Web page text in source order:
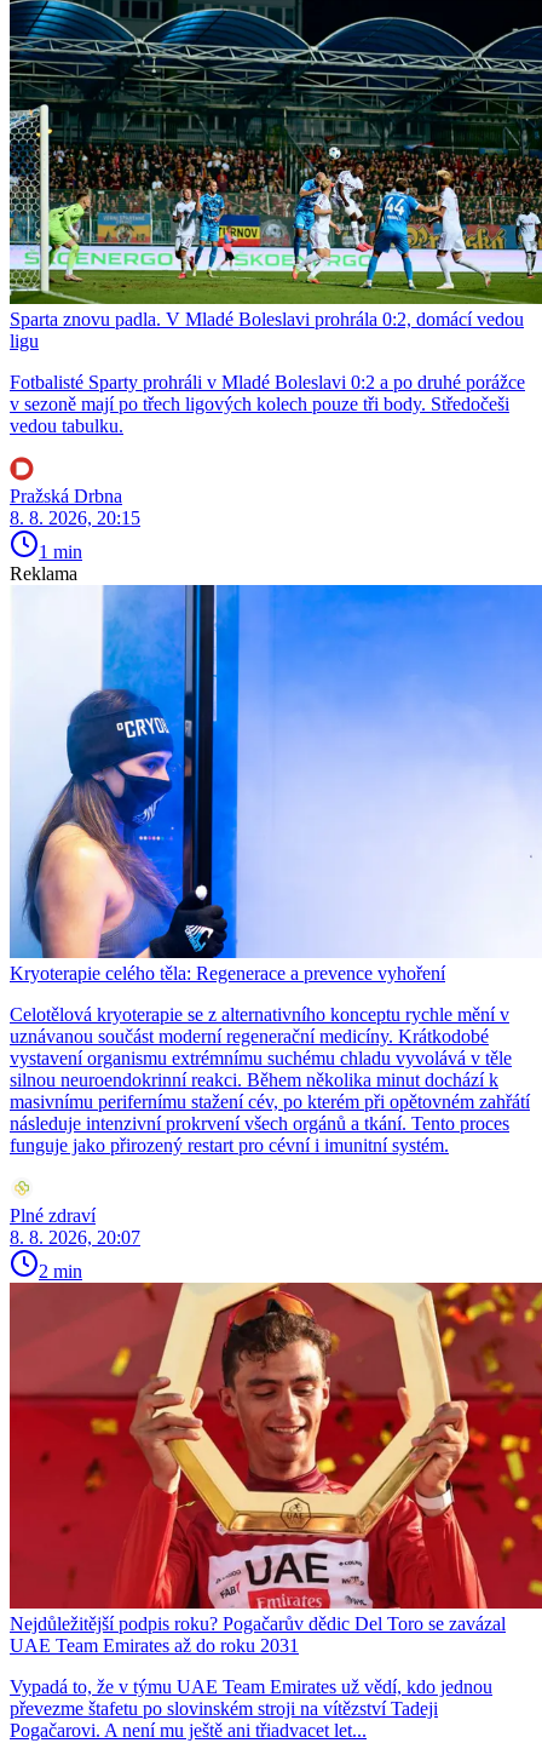
Sparta znovu padla. V Mladé Boleslavi prohrála 0:2, domácí vedou
ligu
Fotbalisté Sparty prohráli v Mladé Boleslavi 0:2 a po druhé porážce
v sezoně mají po třech ligových kolech pouze tři body. Středočeši
vedou tabulku.
Pražská Drbna
8. 8. 2026, 20:15
1 min
Reklama
Kryoterapie celého těla: Regenerace a prevence vyhoření
Celotělová kryoterapie se z alternativního konceptu rychle mění v
uznávanou součást moderní regenerační medicíny. Krátkodobé
vystavení organismu extrémnímu suchému chladu vyvolává v těle
silnou neuroendokrinní reakci. Během několika minut dochází k
masivnímu perifernímu stažení cév, po kterém při opětovném zahřátí
následuje intenzivní prokrvení všech orgánů a tkání. Tento proces
funguje jako přirozený restart pro cévní i imunitní systém.
Plné zdraví
8. 8. 2026, 20:07
2 min
Nejdůležitější podpis roku? Pogačarův dědic Del Toro se zavázal
UAE Team Emirates až do roku 2031
Vypadá to, že v týmu UAE Team Emirates už vědí, kdo jednou
převezme štafetu po slovinském stroji na vítězství Tadeji
Pogačarovi. A není mu ještě ani třiadvacet let...